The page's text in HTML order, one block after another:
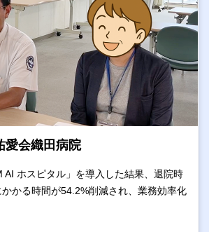
愛会織田病院
AI ホスピタル」を導入した結果、退院時
かる時間が54.2%削減され、業務効率化